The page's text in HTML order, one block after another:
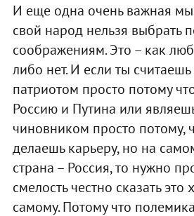
И еще одна очень важная
свой народ нельзя выбрать
соображениям. Это – как
либо нет. И если ты
патриотом просто потому
Россию и Путина или
чиновником просто потому,
делаешь карьеру, но на
страна – Россия, то нужно
смелость честно сказать это
самому. Потому что